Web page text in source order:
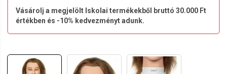
Vásárolj a megjelölt Iskolai termékekből bruttó 30.000 Ft
értékben és -10% kedvezményt adunk.